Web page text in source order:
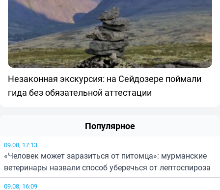
Незаконная экскурсия: на Сейдозере поймали
гида без обязательной аттестации
Популярное
09.08, 17:13
«Человек может заразиться от питомца»: мурманские
ветеринары назвали способ уберечься от лептоспироза
09.08, 16:09